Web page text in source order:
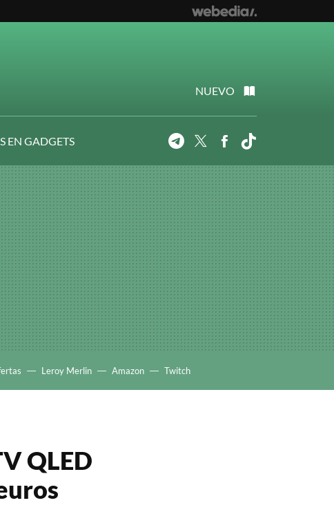
NUEVO
EN GADGETS
TelegramTwitterFacebook
Leroy Merlin Amazon Twitch
QLED